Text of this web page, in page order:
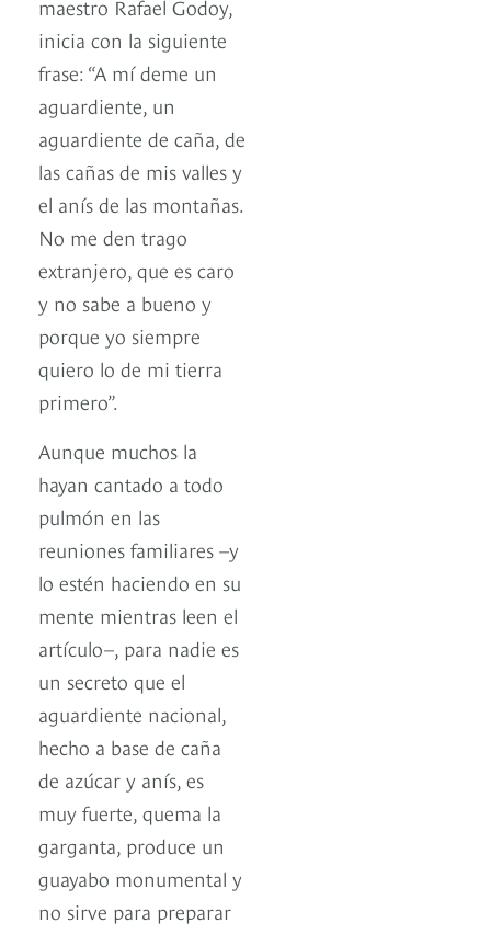
maestro Rafael Godoy,
inicia con la siguiente
frase: “A mí deme un
aguardiente, un
aguardiente de caña, de
las cañas de mis valles y
el anís de las montañas.
No me den trago
extranjero, que es caro
y no sabe a bueno y
porque yo siempre
quiero lo de mi tierra
primero”.
Aunque muchos la
hayan cantado a todo
pulmón en las
reuniones familiares –y
lo estén haciendo en su
mente mientras leen el
artículo–, para nadie es
un secreto que el
aguardiente nacional,
hecho a base de caña
de azúcar y anís, es
muy fuerte, quema la
garganta, produce un
guayabo monumental y
no sirve para preparar